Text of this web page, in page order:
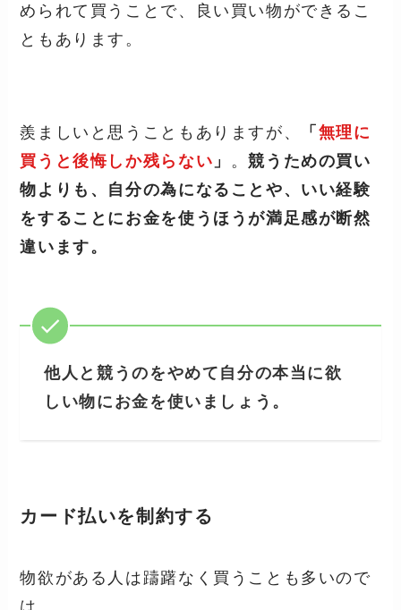
められて買うことで、良い買い物ができるこ
ともあります。
羨ましいと思うこともありますが、 「 無理に
買うと後悔しか残らない 」 。競うための買い
物よりも、自分の為になることや、いい経験
をすることにお金を使うほうが満足感が断然
違います。
他人と競うのをやめて自分の本当に欲
しい物にお金を使いましょう。
カード払いを制約する
物欲がある人は躊躇なく買うことも多いので
は…